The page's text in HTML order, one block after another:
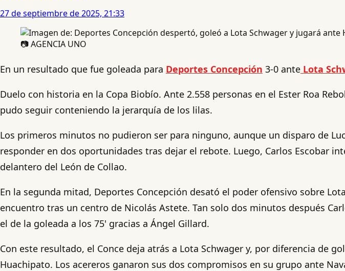
27 de septiembre de 2025, 21:33
📷 AGENCIA UNO
En un resultado que fue goleada para Deportes Concepción 3-0 ante Lota
Duelo con historia en la Copa Biobío. Ante 2.558 personas en el Ester Roa
pudo seguir conteniendo la jerarquía de los lilas.
Los primeros minutos no pudieron ser para ninguno, aunque un disparo de
responder en dos oportunidades tras dejar el rebote. Luego, Carlos Escobar
delantero del León de Collao.
En la segunda mitad, Deportes Concepción desató el poder ofensivo sobre
encuentro tras un centro de Nicolás Astete. Tan solo dos minutos después
el de la goleada a los 75' gracias a Ángel Gillard.
Con este resultado, el Conce deja atrás a Lota Schwager y, por diferencia de
Huachipato. Los acereros ganaron sus dos compromisos en su grupo ante